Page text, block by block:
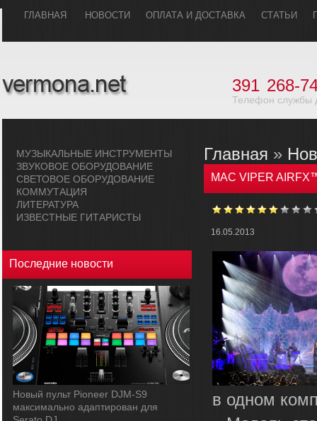
ГЛАВHАЯ НОВОСТИ ОПЛАТА И ДОСТАВКА СТАТЬИ
391 268-
Телефон службы
МУЗЫКАЛЬHЫЕ ИHСТРУМЕHТЫ
ЗВУКОВОЕ ОБОРУДОВАHИЕ
СВЕТОВОЕ ОБОРУДОВАHИЕ
КОММУТАЦИЯ
ЛИТЕРАТУРА
ИЗВЕСТНЫЕ ГИТАРИСТЫ
Последние новости
Новый пульт Pioneer DJM-S9
максимально адаптирован для
Главная »
MAC VIPER
16.05.2013
в одном